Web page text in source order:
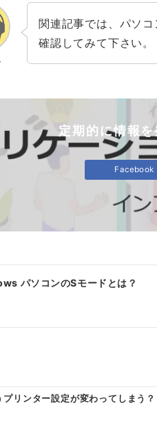
関連記事では、パソ
確認してみて下さい。
定期的に情報
Facebook
パソコンのSモードとは？
プリンター設定が変わってしまう？